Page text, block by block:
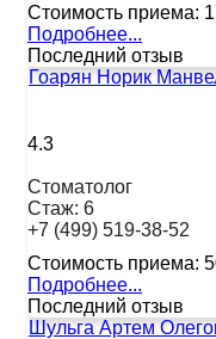
Стоимость приема:
Подробнее...
Последний отзыв
Гоарян Норик
4.3
Стоматолог
Стаж: 6
+7 (499) 519-38-52
Стоимость приема:
Подробнее...
Последний отзыв
Шульга Артем